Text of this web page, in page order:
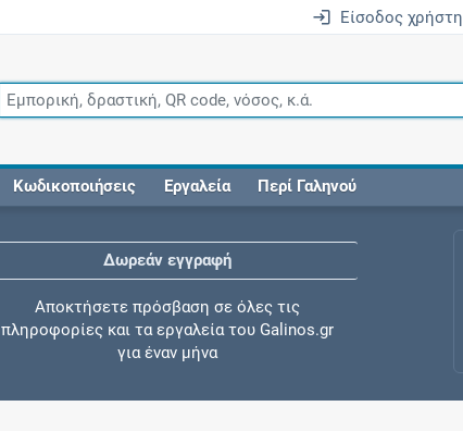
Είσοδος χρήστη
Κωδικοποιήσεις Εργαλεία Περί Γαληνού
Δωρεάν εγγραφή
Αποκτήσετε πρόσβαση σε όλες τις
πληροφορίες και τα εργαλεία του Galinos.gr
για έναν μήνα